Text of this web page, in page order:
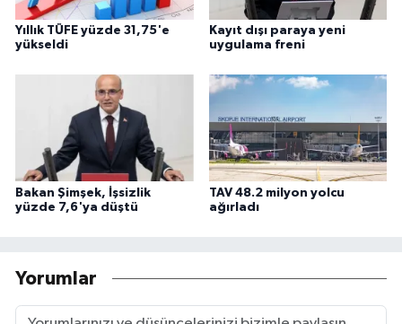
Yıllık TÜFE yüzde 31,75'e
yükseldi
Kayıt dışı paraya yeni
uygulama freni
Bakan Şimşek, İşsizlik
yüzde 7,6'ya düştü
TAV 48.2 milyon yolcu
ağırladı
Yorumlar